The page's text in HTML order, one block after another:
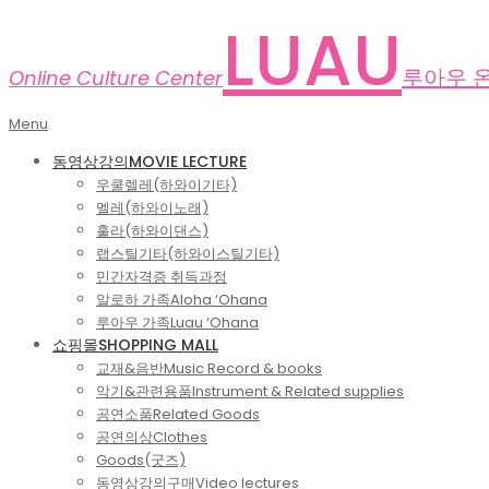
Online Culture Center LUAU 루아우
Primary
Menu
Menu
동영상강의MOVIE LECTURE
우쿨렐레(하와이기타)
멜레(하와이노래)
훌라(하와이댄스)
랩스틸기타(하와이스틸기타)
민간자격증 취득과정
알로하 가족Aloha ‘Ohana
루아우 가족Luau ‘Ohana
쇼핑몰SHOPPING MALL
교재&음반Music Record & books
악기&관련용품Instrument & Related supplies
공연소품Related Goods
공연의상Clothes
Goods(굿즈)
동영상강의구매Video lectures